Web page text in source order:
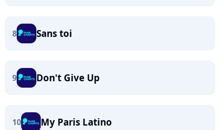
8 Sans toi
9 Don't Give Up
10 My Paris Latino